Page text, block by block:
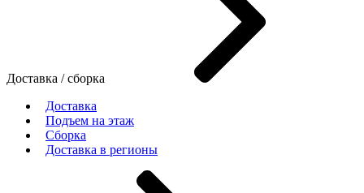
Доставка / сборка
Доставка
Подъем на этаж
Сборка
Доставка в регионы